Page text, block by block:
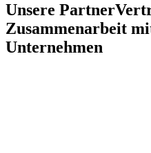
Unsere Partner
Zusammenarbeit
Unternehmen